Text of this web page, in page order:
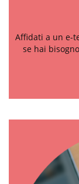
Affidati a un e-
se hai